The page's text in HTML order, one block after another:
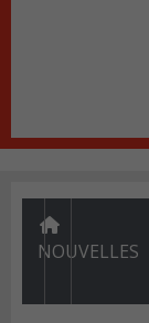
NOUVELLES